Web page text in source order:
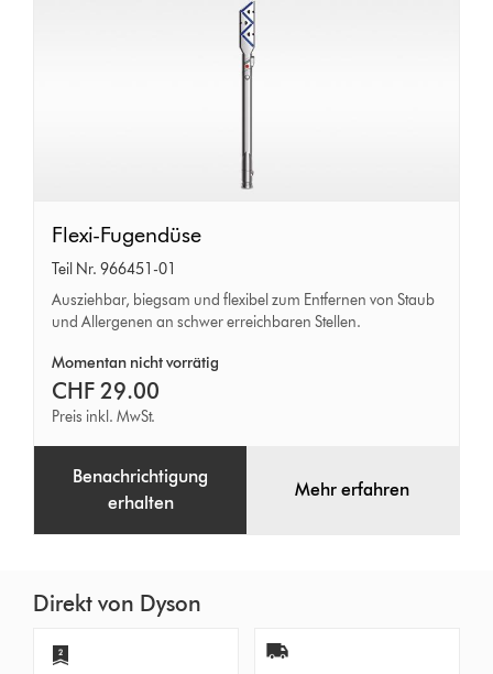
Flexi-
Fugendüse
Flexi-Fugendüse
Teil Nr. 966451-01
Ausziehbar, biegsam und flexibel zum Entfernen von Staub
und Allergenen an schwer erreichbaren Stellen.
Momentan nicht vorrätig
CHF 29.00
Preis inkl. MwSt.
Benachrichtigung
erhalten
Mehr erfahren
Direkt von Dyson